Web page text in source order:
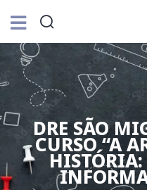
DRE SÃO
CURSO “A
HISTÓRIA: